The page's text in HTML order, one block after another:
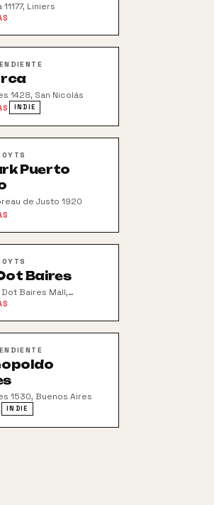
Liniers
1428, San Nicolás
INDIE
Puerto
de Justo 1920
Baires
Baires Mall,
1530, Buenos Aires
INDIE